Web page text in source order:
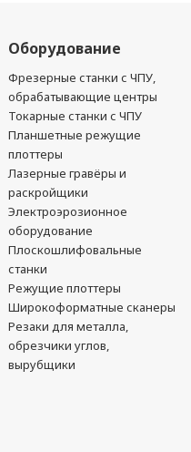
Оборудование
Фрезерные станки с ЧПУ,
обрабатывающие центры
Токарные станки с ЧПУ
Планшетные режущие
плоттеры
Лазерные гравёры и
раскройщики
Электроэрозионное
оборудование
Плоскошлифовальные
станки
Режущие плоттеры
Широкоформатные сканеры
Резаки для металла,
обрезчики углов,
вырубщики